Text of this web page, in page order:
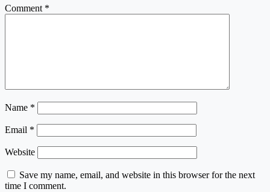
Comment *
Name *
Email *
Website
Save my name, email, and website in this browser for the next
time I comment.